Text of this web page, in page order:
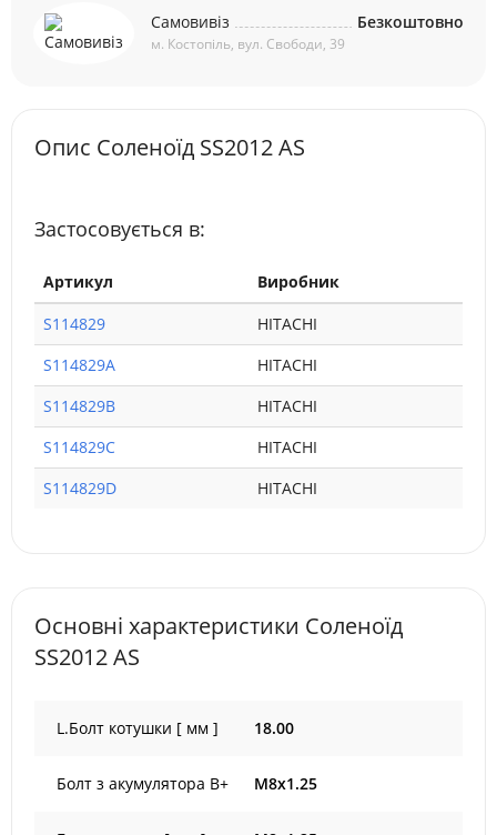
Самовивіз
м. Костопіль, вул. Свободи, 39
Безкоштовно
Опис Соленоїд SS2012 AS
Застосовується в:
Артикул
Виробник
S114829
HITACHI
S114829A
HITACHI
S114829B
HITACHI
S114829C
HITACHI
S114829D
HITACHI
Основні характеристики Соленоїд
SS2012 AS
L.Болт котушки [ мм ] 18.00
Болт з акумулятора B+ M8x1.25